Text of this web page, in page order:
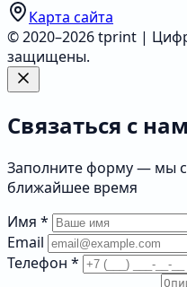
Карта сайта
© 2020–2026 tprint |
защищены.
Связаться с
Заполните форму — мы
ближайшее время
Имя *
Email
Телефон *